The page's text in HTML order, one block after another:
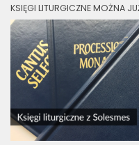
KSIĘGI LITURGICZNE MOŻNA